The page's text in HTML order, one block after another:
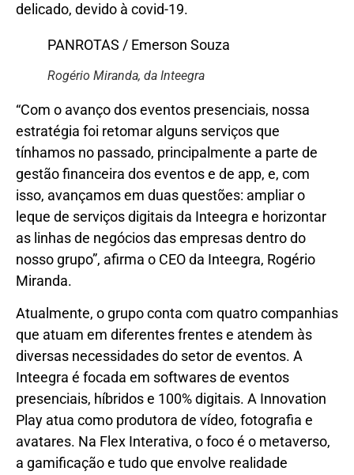
delicado, devido à covid-19.
PANROTAS / Emerson Souza
Rogério Miranda, da Inteegra
“Com o avanço dos eventos presenciais, nossa
estratégia foi retomar alguns serviços que
tínhamos no passado, principalmente a parte de
gestão financeira dos eventos e de app, e, com
isso, avançamos em duas questões: ampliar o
leque de serviços digitais da Inteegra e horizontar
as linhas de negócios das empresas dentro do
nosso grupo”, afirma o CEO da Inteegra, Rogério
Miranda.
Atualmente, o grupo conta com quatro companhias
que atuam em diferentes frentes e atendem às
diversas necessidades do setor de eventos. A
Inteegra é focada em softwares de eventos
presenciais, híbridos e 100% digitais. A Innovation
Play atua como produtora de vídeo, fotografia e
avatares. Na Flex Interativa, o foco é o metaverso,
a gamificação e tudo que envolve realidade